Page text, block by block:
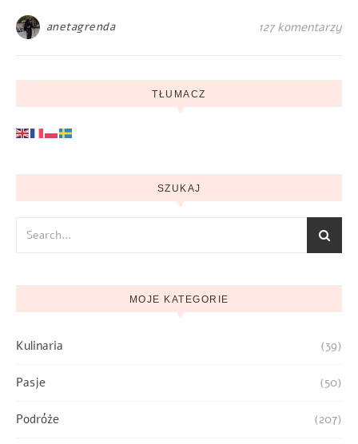
anetagrenda 127 komentarzy
TŁUMACZ
SZUKAJ
MOJE KATEGORIE
Kulinaria (39)
Pasje (50)
Podróże (207)